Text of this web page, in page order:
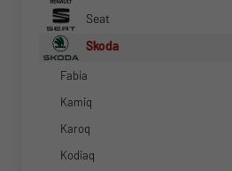
Seat
Skoda
Fabia
Kamiq
Karoq
Kodiaq